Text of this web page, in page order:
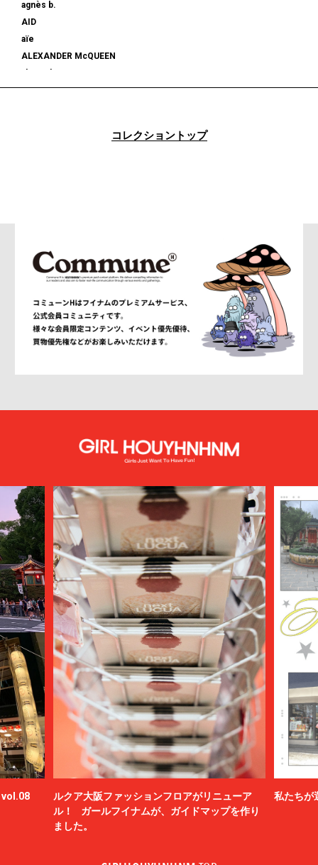
agnès b.
AID
aïe
ALEXANDER McQUEEN
ALMOSTBLACK
and wander
ANN DEMEULEMEESTER
anrealage homme
Antwort
bal
BALENCIAGA
BALLY
BAMBOO SHOOTS
Battenwear
BEAMS PLUS
beautiful people
BED j.w. FORD
BEDWIN & THE HEARTBREAKERS
bemerkung
BERLUTI
BLACKBIRD
BlackEyePatch
BlackWeirdos
BLAHW
BLANC
Blanc YM
BOTTEGA VENETA
コレクショントップ
vol.08
ルクア大阪ファッションフロアがリニューア
ル！ ガールフイナムが、ガイドマップを作り
ました。
私たちが